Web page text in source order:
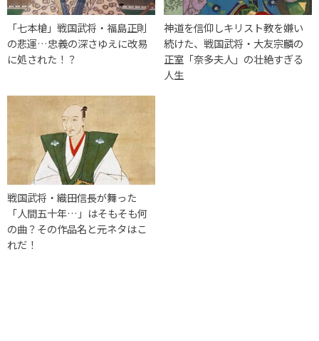
「七本槍」戦国武将・福島正則
の悲運…忠義の深さゆえに改易
に処された！？
神道を信仰しキリスト教を嫌い
続けた、戦国武将・大友宗麟の
正室「奈多夫人」の壮絶すぎる
人生
戦国武将・織田信長が舞った
「人間五十年…」はそもそも何
の曲？その作品名と元ネタはこ
れだ！